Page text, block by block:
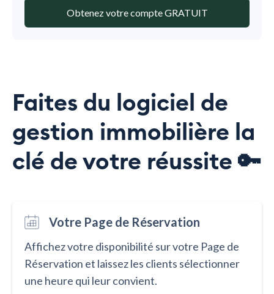
Obtenez votre compte GRATUIT
Faites du logiciel de
gestion immobilière la
clé de votre réussite 🔑
Votre Page de Réservation
Affichez votre disponibilité sur votre Page de
Réservation et laissez les clients sélectionner
une heure qui leur convient.